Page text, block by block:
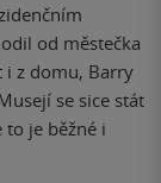
od městečka
i z domu, Barry
se sice stát
je běžné i